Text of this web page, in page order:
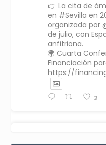
👉 La cita de
en #Sevilla en
organizada por
de julio, con
anfitriona.
🌍 Cuarta
Financiación
https://
2